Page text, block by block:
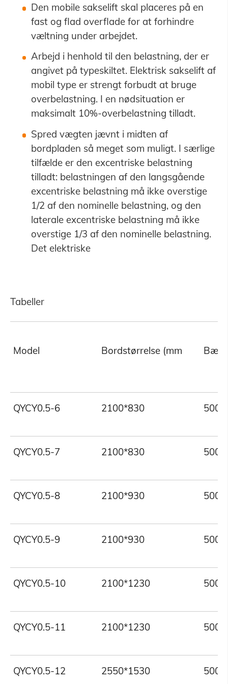
Den mobile sakselift skal placeres på en
fast og flad overflade for at forhindre
væltning under arbejdet.
Arbejd i henhold til den belastning, der er
angivet på typeskiltet. Elektrisk sakselift af
mobil type er strengt forbudt at bruge
overbelastning. I en nødsituation er
maksimalt 10%-overbelastning tilladt.
Spred vægten jævnt i midten af
bordpladen så meget som muligt. I særlige
tilfælde er den excentriske belastning
tilladt: belastningen af den langsgående
excentriske belastning må ikke overstige
1/2 af den nominelle belastning, og den
laterale excentriske belastning må ikke
overstige 1/3 af den nominelle belastning.
Det elektriske
Tabeller
Model Bordstørrelse (mm
QYCY0.5-6 2100*830 500
QYCY0.5-7 2100*830 500
QYCY0.5-8 2100*930 500
QYCY0.5-9 2100*930 500
QYCY0.5-10 2100*1230 500
QYCY0.5-11 2100*1230 500
QYCY0.5-12 2550*1530 500